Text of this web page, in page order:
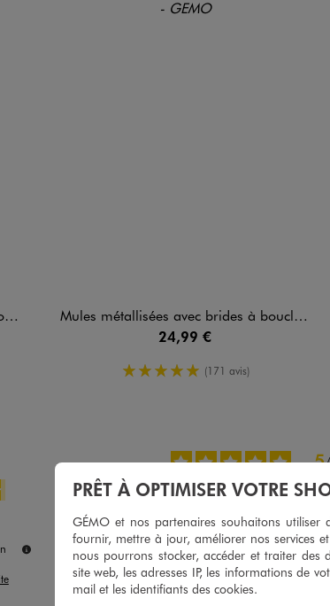
Mules métallisées avec brides à boucle femme - Valentina Baldano
24,99 €
5/5 de moyenne
(171 avis)
5/
Avis du12/03/2026 , suite à
Utile (0) Signaler
PRÊT À OPTIMISER VOTRE
GÉMO et nos partenaires souhaitons utiliser
fournir, mettre à jour, améliorer nos services
nous pourrons stocker, accéder et traiter des
site web, les adresses IP, les informations de
mail et les identifiants des cookies.